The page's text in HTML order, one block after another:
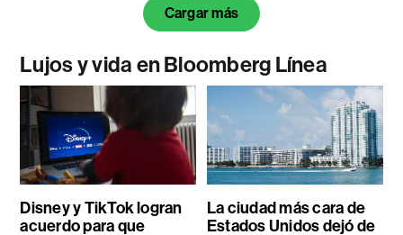
Cargar más
Lujos y vida en Bloomberg Línea
Disney y TikTok logran
acuerdo para que
La ciudad más cara de
Estados Unidos dejó de